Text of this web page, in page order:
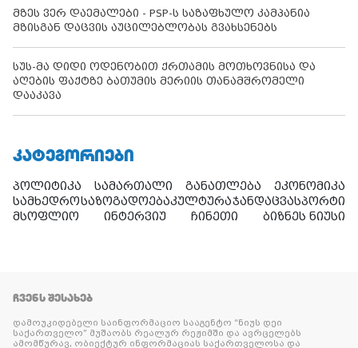
მზეს ვერ დაემალები - PSP-ს საზაფხულო კამპანია
მზისგან დაცვის აუცილებლობას გვახსენებს
სუს-მა დიდი ოდენობით ქრთამის მოთხოვნისა და
აღების ფაქტზე ბათუმის მერიის თანამშრომელი
დააკავა
ᲙᲐᲢᲔᲒᲝᲠᲘᲔᲑᲘ
პოლიტიკა სამართალი განათლება
ეკონომიკა
სამხედროსაზოგადოებაკულტურაჯანდაცვასპორტი
მსოფლიო
ინტერვიუ ჩინეთი ბიზნეს ნიუსი
ᲩᲕᲔᲜᲡ ᲨᲔᲡᲐᲮᲔᲑ
დამოუკიდებელი საინფორმაციო სააგენტო “ნიუს დეი
საქართველო” მუშაობს რეალურ რეჟიმში და ავრცელებს
ამომწურავ, ობიექტურ ინფორმაციას საქართველოსა და